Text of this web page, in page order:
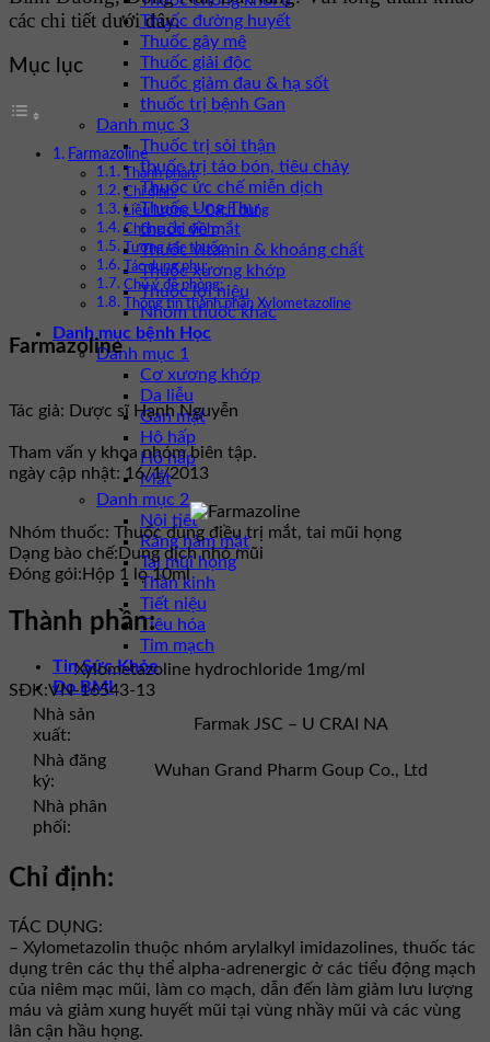
Thuốc đường huyết
Thuốc gây mê
Thuốc giải độc
Thuốc giảm đau & hạ sốt
thuốc trị bệnh Gan
Danh mục 3
Thuốc trị sỏi thận
thuốc trị táo bón, tiêu chảy
Thuốc ức chế miễn dịch
Thuốc Ung Thư
thuốc về mắt
Thuốc vitamin & khoáng chất
Thuốc xương khớp
Thuốc lợi niệu
Nhóm thuốc khác
Danh mục bệnh Học
Danh mục 1
Cơ xương khớp
Da liễu
Gan mật
Hô hấp
Hô hấp
Mắt
Danh mục 2
Nội tiết
Răng hàm mặt
Tai mũi họng
Thần kinh
Tiết niệu
Tiêu hóa
Tim mạch
Tin Sức Khỏe
Đo BMI
các chi tiết dưới đây.
Mục lục
Farmazoline
Thành phần:
Chỉ định:
Liều lượng – Cách dùng
Chống chỉ định:
Tương tác thuốc:
Tác dụng phụ:
Chú ý đề phòng:
Thông tin thành phần Xylometazoline
Farmazoline
Tác giả: Dược sĩ Hạnh Nguyễn
Tham vấn y khoa nhóm biên tập.
ngày cập nhật: 16/1/2013
Nhóm thuốc: Thuốc dùng điều trị mắt, tai mũi họng
Dạng bào chế: Dung dịch nhỏ mũi
Đóng gói: Hộp 1 lọ 10ml
Thành phần:
Xylometazoline hydrochloride 1mg/ml
SĐK:VN-16543-13
Nhà sản
xuất:
Farmak JSC – U CRAI NA
Nhà đăng
ký:
Wuhan Grand Pharm Goup Co., Ltd
Nhà phân
phối:
Chỉ định:
TÁC DỤNG:
– Xylometazolin thuộc nhóm arylalkyl imidazolines, thuốc tác
dụng trên các thụ thể alpha-adrenergic ở các tiểu động mạch
của niêm mạc mũi, làm co mạch, dẫn đến làm giảm lưu lượng
máu và giảm xung huyết mũi tại vùng nhầy mũi và các vùng
lân cận hầu họng.